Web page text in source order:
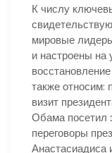
К числу
мировые
и настроены на
также относим:
визит
Обама посетил
переговоры
Анастасиадиса